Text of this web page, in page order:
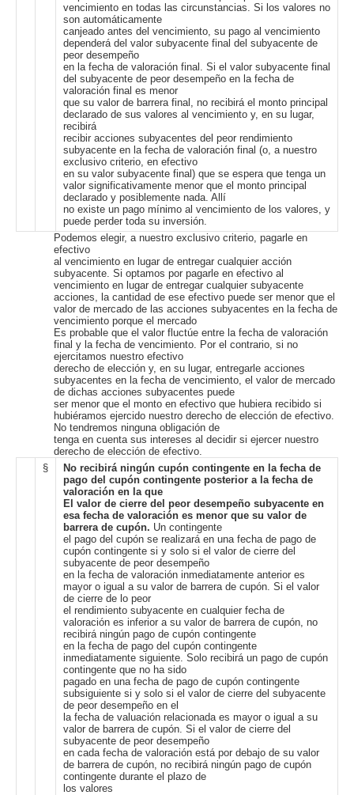
vencimiento en todas las circunstancias. Si los valores no
son automáticamente
canjeado antes del vencimiento, su pago al vencimiento
dependerá del valor subyacente final del subyacente de
peor desempeño
en la fecha de valoración final. Si el valor subyacente final
del subyacente de peor desempeño en la fecha de
valoración final es menor
que su valor de barrera final, no recibirá el monto principal
declarado de sus valores al vencimiento y, en su lugar,
recibirá
recibir acciones subyacentes del peor rendimiento
subyacente en la fecha de valoración final (o, a nuestro
exclusivo criterio, en efectivo
en su valor subyacente final) que se espera que tenga un
valor significativamente menor que el monto principal
declarado y posiblemente nada. Allí
no existe un pago mínimo al vencimiento de los valores, y
puede perder toda su inversión.
Podemos elegir, a nuestro exclusivo criterio, pagarle en
efectivo
al vencimiento en lugar de entregar cualquier acción
subyacente. Si optamos por pagarle en efectivo al
vencimiento en lugar de entregar cualquier subyacente
acciones, la cantidad de ese efectivo puede ser menor que el
valor de mercado de las acciones subyacentes en la fecha de
vencimiento porque el mercado
Es probable que el valor fluctúe entre la fecha de valoración
final y la fecha de vencimiento. Por el contrario, si no
ejercitamos nuestro efectivo
derecho de elección y, en su lugar, entregarle acciones
subyacentes en la fecha de vencimiento, el valor de mercado
de dichas acciones subyacentes puede
ser menor que el monto en efectivo que hubiera recibido si
hubiéramos ejercido nuestro derecho de elección de efectivo.
No tendremos ninguna obligación de
tenga en cuenta sus intereses al decidir si ejercer nuestro
derecho de elección de efectivo.
§
No recibirá ningún cupón contingente en la fecha de
pago del cupón contingente posterior a la fecha de
valoración en la que
El valor de cierre del peor desempeño subyacente en
esa fecha de valoración es menor que su valor de
barrera de cupón. Un contingente
el pago del cupón se realizará en una fecha de pago de
cupón contingente si y solo si el valor de cierre del
subyacente de peor desempeño
en la fecha de valoración inmediatamente anterior es
mayor o igual a su valor de barrera de cupón. Si el valor
de cierre de lo peor
el rendimiento subyacente en cualquier fecha de
valoración es inferior a su valor de barrera de cupón, no
recibirá ningún pago de cupón contingente
en la fecha de pago del cupón contingente
inmediatamente siguiente. Solo recibirá un pago de cupón
contingente que no ha sido
pagado en una fecha de pago de cupón contingente
subsiguiente si y solo si el valor de cierre del subyacente
de peor desempeño en el
la fecha de valuación relacionada es mayor o igual a su
valor de barrera de cupón. Si el valor de cierre del
subyacente de peor desempeño
en cada fecha de valoración está por debajo de su valor
de barrera de cupón, no recibirá ningún pago de cupón
contingente durante el plazo de
los valores